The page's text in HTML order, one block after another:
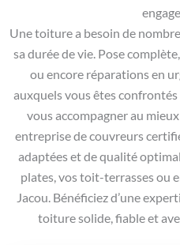
Une toiture a besoin de
sa durée de vie. Pose
ou encore réparations en
auxquels vous êtes
vous accompagner au
entreprise de couvreurs
adaptées et de qualité
plates, vos toit-terrasses ou
Jacou. Bénéficiez d’une
toiture solide, fiable et